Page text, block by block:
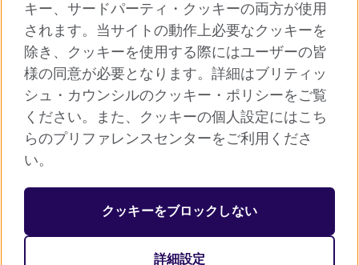
個人情報保護
クッキー（Cookie）について
よくあるご質問
サイトマップ
す。
英国では公益団体（非営利組織）として登録されています。公益
団体番号：209131（イングランド、ウェールズ）、SC037733
キー、サードパーティ・クッキーの両方が使用
されます。当サイトの動作上必要なクッキーを
除き、クッキーを使用する際にはユーザーの皆
様の同意が必要となります。詳細はブリティッ
シュ・カウンシルのクッキー・ポリシーをご覧
ください。また、クッキーの個人設定にはこち
らのプリファレンスセンターをご利用くださ
い。
クッキーをブロックしない
詳細設定